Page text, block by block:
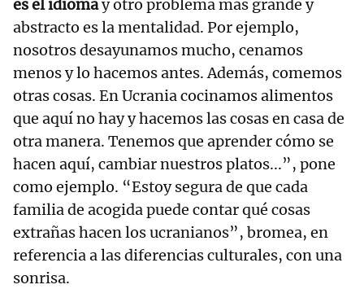
es el idiomay otro problema más grande y
abstracto es la mentalidad. Por ejemplo,
nosotros desayunamos mucho, cenamos
menos y lo hacemos antes. Además, comemos
otras cosas. En Ucrania cocinamos alimentos
que aquí no hay y hacemos las cosas en casa de
otra manera. Tenemos que aprender cómo se
hacen aquí, cambiar nuestros platos...”, pone
como ejemplo. “Estoy segura de que cada
familia de acogida puede contar qué cosas
extrañas hacen los ucranianos”, bromea, en
referencia a las diferencias culturales, con una
sonrisa.